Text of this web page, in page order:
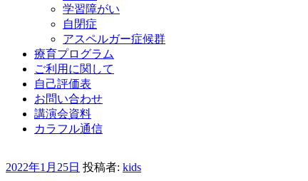
学習障がい
自閉症
アスペルガー症候群
療育プログラム
ご利用に関して
自己評価表
お問い合わせ
講演会資料
カラフル通信
投
2022年1月25日 投稿者: kids